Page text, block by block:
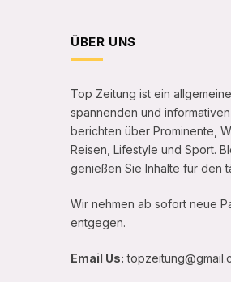
ÜBER UNS
Top Zeitung ist ein
spannenden und
berichten über Prominente,
Reisen, Lifestyle und Sport.
genießen Sie Inhalte für den
Wir nehmen ab sofort neue
entgegen.
Email Us: